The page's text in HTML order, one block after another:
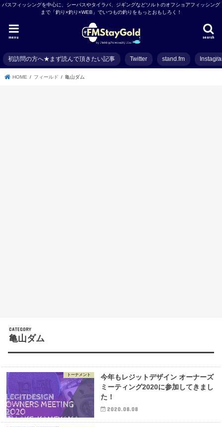
バスフィッシングを中心に、シーバスやタイラバ、ジギングなどソルトのオフショアフィッシング
まで「釣り×釣り×WEB」でいつもの釣りをもっとおもしろく！
search
menu
初訪問の方へ★まず読んで頂きたい記事 Twitter stand.fm
HOME フィールド 亀山ダム
亀山ダム
トーナメント
今年もレジットデザイン オーナーズ
ミーティング2020に参加してきまし
た！
2020.08.08